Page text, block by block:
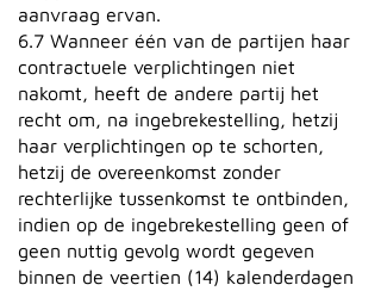
aanvraag ervan.
6.7 Wanneer één van de partijen haar
contractuele verplichtingen niet
nakomt, heeft de andere partij het
recht om, na ingebrekestelling, hetzij
haar verplichtingen op te schorten,
hetzij de overeenkomst zonder
rechterlijke tussenkomst te ontbinden,
indien op de ingebrekestelling geen of
geen nuttig gevolg wordt gegeven
binnen de veertien (14) kalenderdagen